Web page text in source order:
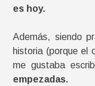
es hoy.
Además, siendo
historia (porque el
me gustaba
empezadas.